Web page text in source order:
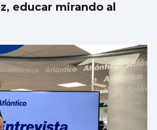
educar mirando al